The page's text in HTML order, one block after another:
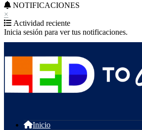
NOTIFICACIONES
×
Actividad reciente
Inicia sesión para ver tus notificaciones.
Inicio